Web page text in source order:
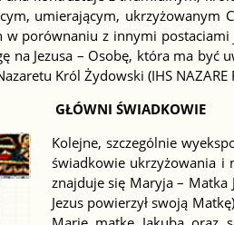
umierającym, ukrzyżowanym
w porównaniu z innymi
Jezusa – Osobę, która ma być
Król Żydowski (IHS NAZARE
GŁÓWNI ŚWIADKOWIE
Kolejne, szczególnie
świadkowie ukrzyżowania i
znajduje się Maryja – Matka
Jezus powierzył swoją